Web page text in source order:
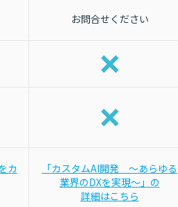
お問合せください
カ
「カスタムAI開発 〜あらゆる
業界のDXを実現〜」の
詳細はこちら